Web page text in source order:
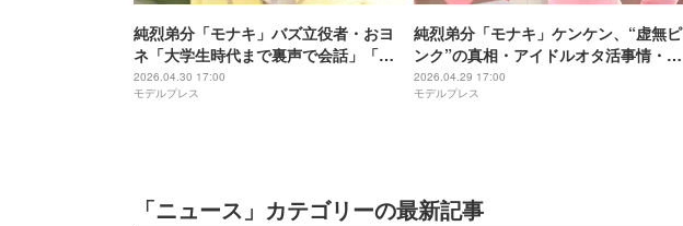
純烈弟分「モナキ」バズ立役者・おヨ
ネ「大学生時代まで裏声で会話」「自
信がなかった」夢を叶えるための“発想
の転換”【インタビュー連載Vol.7】
2026.04.30 17:00
モデルプレス
純烈弟分「モナキ」ケンケン、“虚無ピ
ンク”の真相・アイドルオタ活事情・お
ヨネとはしご酒…読者の質問に全力回
答【インタビュー連載Vol.6】
2026.04.29 17:00
モデルプレス
「ニュース」カテゴリーの最新記事